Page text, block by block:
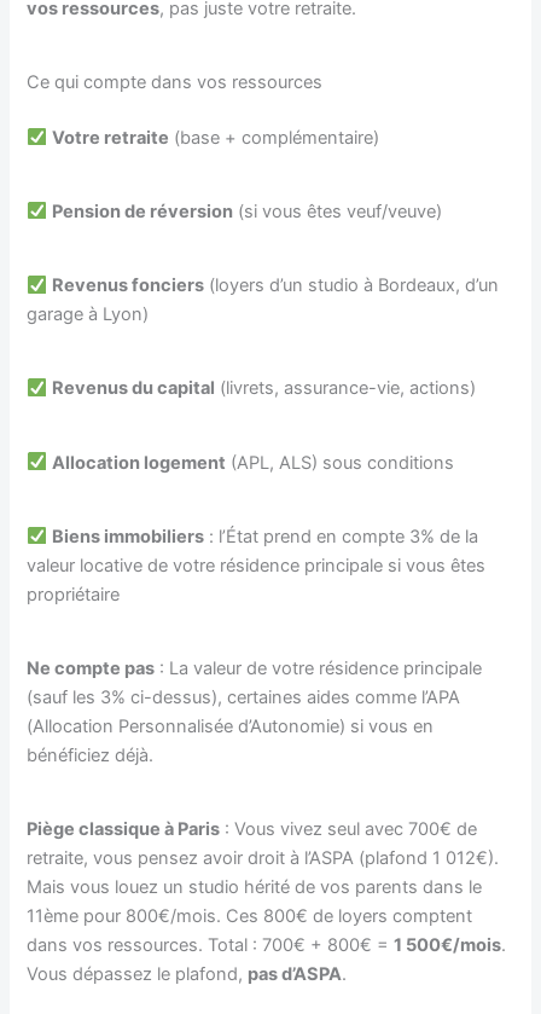
vos ressources, pas juste votre retraite.
Ce qui compte dans vos ressources
Votre retraite (base + complémentaire)
Pension de réversion (si vous êtes veuf/veuve)
Revenus fonciers (loyers d’un studio à Bordeaux, d’un
garage à Lyon)
Revenus du capital (livrets, assurance-vie, actions)
Allocation logement (APL, ALS) sous conditions
Biens immobiliers : l’État prend en compte 3% de la
valeur locative de votre résidence principale si vous êtes
propriétaire
Ne compte pas : La valeur de votre résidence principale
(sauf les 3% ci-dessus), certaines aides comme l’APA
(Allocation Personnalisée d’Autonomie) si vous en
bénéficiez déjà.
Piège classique à Paris : Vous vivez seul avec 700€ de
retraite, vous pensez avoir droit à l’ASPA (plafond 1 012€).
Mais vous louez un studio hérité de vos parents dans le
11ème pour 800€/mois. Ces 800€ de loyers comptent
dans vos ressources. Total : 700€ + 800€ =1 500€/mois.
Vous dépassez le plafond, pas d’ASPA.